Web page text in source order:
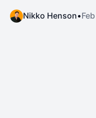
Nikko Henson•